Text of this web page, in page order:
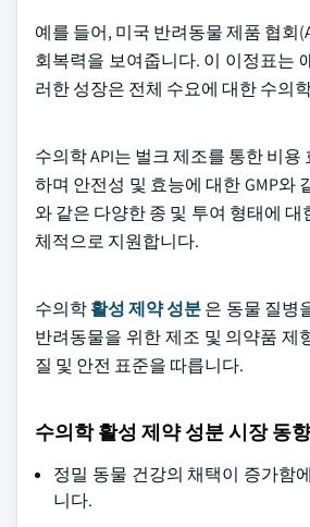
예를 들어, 미국 반려동물 제품 협회
회복력을 보여줍니다. 이 이정표는
러한 성장은 전체 수요에 대한 수의
수의학 API는 벌크 제조를 통한 비
하며 안전성 및 효능에 대한 GMP와
와 같은 다양한 종 및 투여 형태에
체적으로 지원합니다.
수의학활성 제약 성분은 동물 질병
반려동물을 위한 제조 및 의약품 제
질 및 안전 표준을 따릅니다.
수의학 활성 제약 성분 시장 동향
정밀 동물 건강의 채택이 증가함
니다.